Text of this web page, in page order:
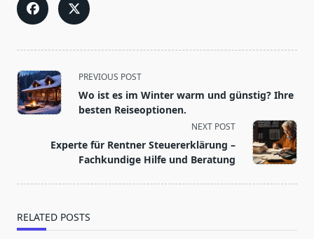
<span
class="nav-
subtitle
reader-
text">Page</span>
PREVIOUS POST
Wo ist es im Winter warm und günstig? Ihre
besten Reiseoptionen.
NEXT POST
Experte für Rentner Steuererklärung –
Fachkundige Hilfe und Beratung
RELATED POSTS